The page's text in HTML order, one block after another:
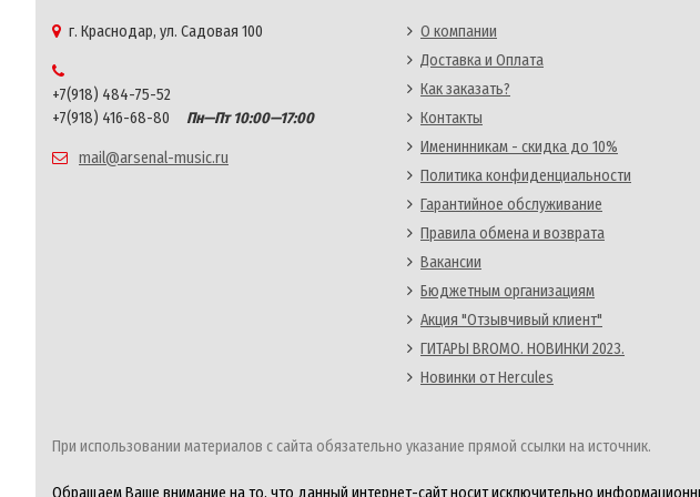
г. Краснодар, ул. Садовая 100
+7(918) 484-75-52
+7(918) 416-68-80
Пн—Пт 10:00—17:00
mail@arsenal-music.ru
О компании
Доставка и Оплата
Как заказать?
Контакты
Именинникам - скидка до 10%
Политика конфиденциальности
Гарантийное обслуживание
Правила обмена и возврата
Вакансии
Бюджетным организациям
Акция "Отзывчивый клиент"
ГИТАРЫ BROMO. НОВИНКИ 2023.
Новинки от Hercules
При использовании материалов с сайта обязательно указание прямой ссылки на источник.
Обращаем Ваше внимание на то, что данный интернет-сайт носит исключительно